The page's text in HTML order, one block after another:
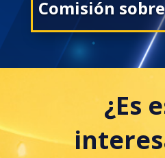
Comisión
¿Es